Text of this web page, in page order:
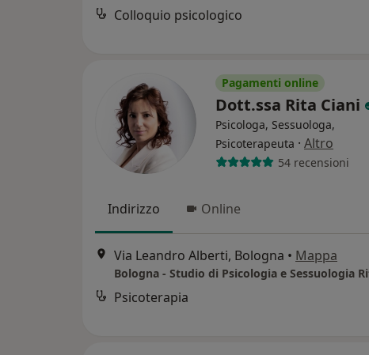
Colloquio psicologico
Pagamenti online
Dott.ssa Rita Ciani
Psicologa, Sessuologa,
Psicoterapeuta · Altro
54 recensioni
Indirizzo Online
Via Leandro Alberti, Bologna • Mappa
Psicoterapia